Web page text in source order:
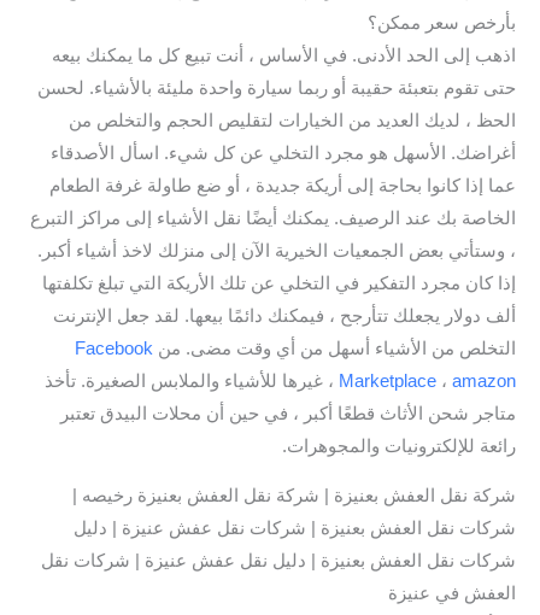
بأرخص سعر ممكن؟
اذهب إلى الحد الأدنى. في الأساس ، أنت تبيع كل ما يمكنك بيعه
حتى تقوم بتعبئة حقيبة أو ربما سيارة واحدة مليئة بالأشياء. لحسن
الحظ ، لديك العديد من الخيارات لتقليص الحجم والتخلص من
أغراضك. الأسهل هو مجرد التخلي عن كل شيء. اسأل الأصدقاء
عما إذا كانوا بحاجة إلى أريكة جديدة ، أو ضع طاولة غرفة الطعام
الخاصة بك عند الرصيف. يمكنك أيضًا نقل الأشياء إلى مراكز التبرع
، وستأتي بعض الجمعيات الخيرية الآن إلى منزلك لاخذ أشياء أكبر.
إذا كان مجرد التفكير في التخلي عن تلك الأريكة التي تبلغ تكلفتها
ألف دولار يجعلك تتأرجح ، فيمكنك دائمًا بيعها. لقد جعل الإنترنت
التخلص من الأشياء أسهل من أي وقت مضى. من Facebook
Marketplace ، amazon
، غيرها للأشياء والملابس الصغيرة. تأخذ
متاجر شحن الأثاث قطعًا أكبر ، في حين أن محلات البيدق تعتبر
رائعة للإلكترونيات والمجوهرات.
شركة نقل العفش بعنيزة | شركة نقل العفش بعنيزة رخيصه |
شركات نقل العفش بعنيزة | شركات نقل عفش عنيزة | دليل
شركات نقل العفش بعنيزة | دليل نقل عفش عنيزة | شركات نقل
العفش في عنيزة